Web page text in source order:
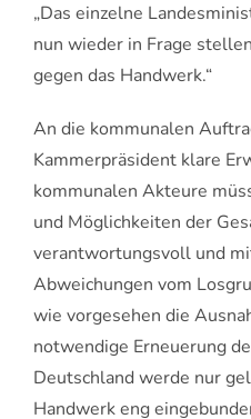
„Das einzelne
nun wieder in Frage
gegen das Handwerk.“
An die kommunalen
Kammerpräsident klare
kommunalen Akteure
und Möglichkeiten der
verantwortungsvoll und
Abweichungen vom
wie vorgesehen die
notwendige Erneuerung
Deutschland werde nur
Handwerk eng